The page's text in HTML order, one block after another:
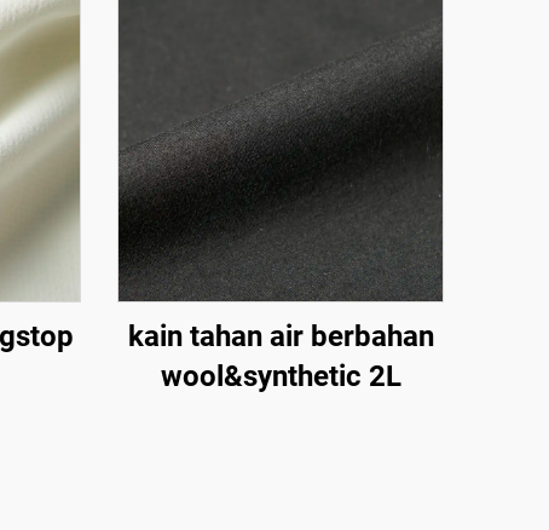
kain tahan air berbahan
wool&synthetic 2L